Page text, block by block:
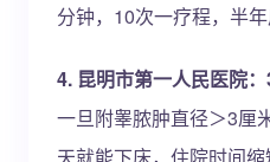
分钟，10次一疗程，半
4. 昆明市第一人民医院
一旦附睾脓肿直径＞3厘